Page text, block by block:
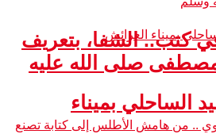
الساحلي بميناء
كتب.. الشفا، بتعريف
صلى الله عليه